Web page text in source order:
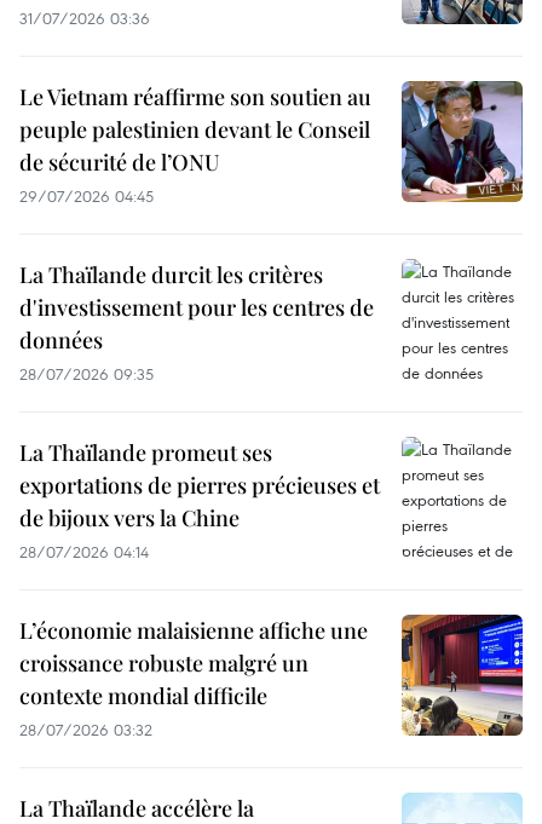
31/07/2026 03:36
Le Vietnam réaffirme son soutien au
peuple palestinien devant le Conseil
de sécurité de l’ONU
29/07/2026 04:45
La Thaïlande durcit les critères
d'investissement pour les centres de
données
28/07/2026 09:35
La Thaïlande promeut ses
exportations de pierres précieuses et
de bijoux vers la Chine
28/07/2026 04:14
L’économie malaisienne affiche une
croissance robuste malgré un
contexte mondial difficile
28/07/2026 03:32
La Thaïlande accélère la